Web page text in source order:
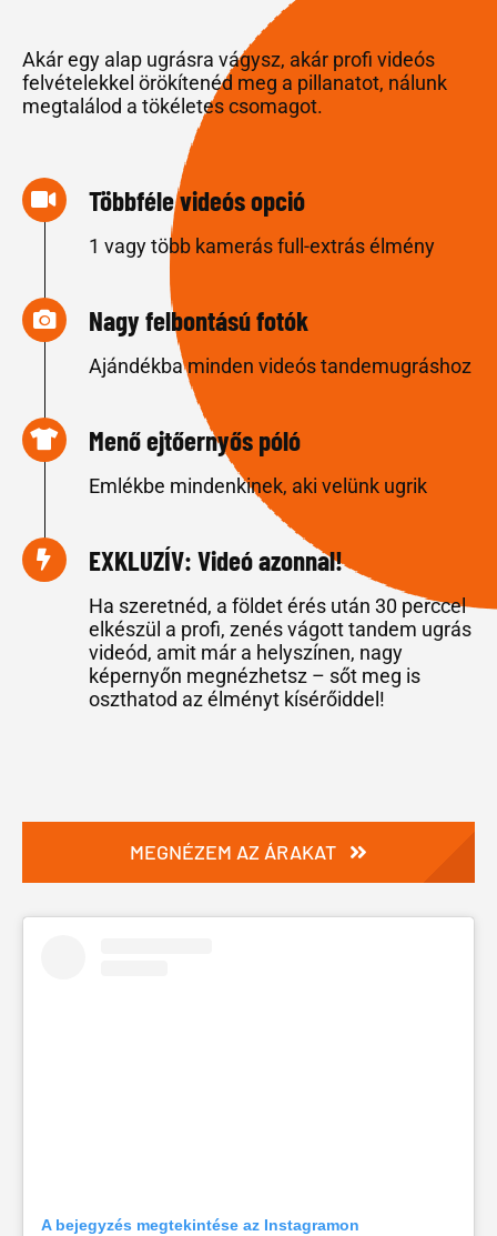
Akár egy alap ugrásra vágysz, akár profi videós
felvételekkel örökítenéd meg a pillanatot, nálunk
megtalálod a tökéletes csomagot.
Többféle videós opció
1 vagy több kamerás full-extrás élmény
Nagy felbontású fotók
Ajándékba minden videós tandemugráshoz
Menő ejtőernyős póló
Emlékbe mindenkinek, aki velünk ugrik
EXKLUZÍV: Videó azonnal!
Ha szeretnéd, a földet érés után 30 perccel
elkészül a profi, zenés vágott tandem ugrás
videód, amit már a helyszínen, nagy
képernyőn megnézhetsz – sőt meg is
oszthatod az élményt kísérőiddel!
MEGNÉZEM AZ ÁRAKAT
A bejegyzés megtekintése az Instagramon